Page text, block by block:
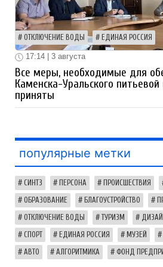
ОТКЛЮЧЕНИЕ ВОДЫ ЕДИНАЯ РОССИЯ
17:14 | 3 августа
Все меры, необходимые для
Каменска-Уральского
приняты
популярные метки
СИНТЗ ПЕРСОНА ПРОИСШЕСТВИЯ
ОБРАЗОВАНИЕ БЛАГОУСТРОЙСТВО
ОТКЛЮЧЕНИЕ ВОДЫ ТУРИЗМ
СПОРТ ЕДИНАЯ РОССИЯ МУЗЕЙ
АВТО АЛГОРИТМИКА ФОНД